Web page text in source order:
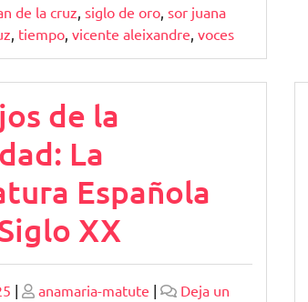
de la cruz, siglo de oro, sor juana
, tiempo, vicente aleixandre, voces
de la
La
Española
XX
| Publicado
anamaria-matute |
Deja un